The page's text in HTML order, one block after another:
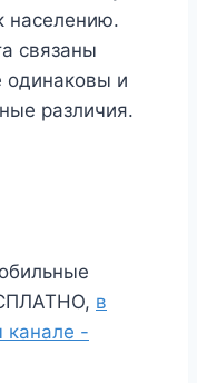
населению.
связаны
одинаковы и
различия.
в
канале -